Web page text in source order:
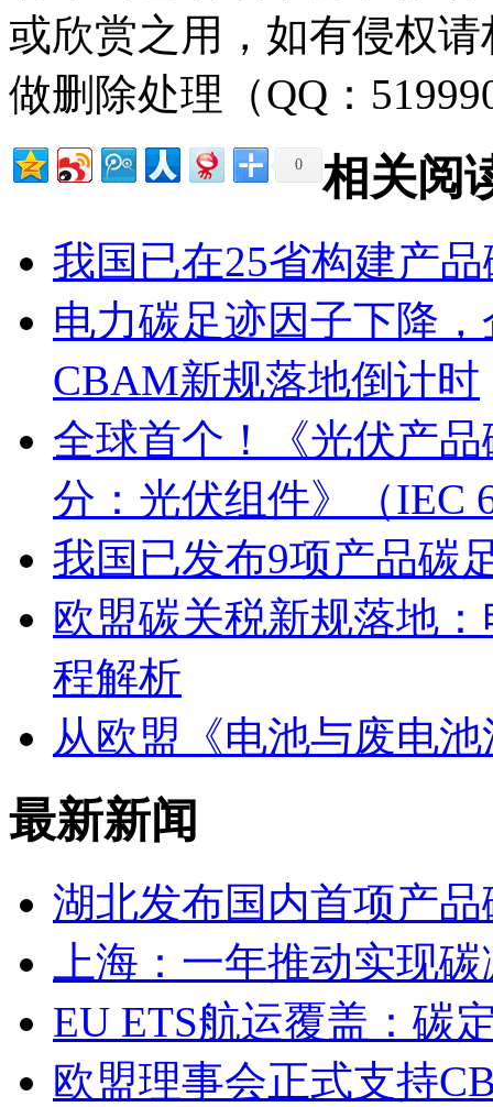
或欣赏之用，如有侵权
做删除处理（QQ：
0 相关阅
我国已在25省构建产
电力碳足迹因子下降
CBAM新规落地倒计时
全球首个！《光伏产
分：光伏组件》（IEC
我国已发布9项产品碳
欧盟碳关税新规落地
程解析
从欧盟《电池与废电
最新新闻
湖北发布国内首项产
上海：一年推动实现
EU ETS航运覆盖：碳
欧盟理事会正式支持